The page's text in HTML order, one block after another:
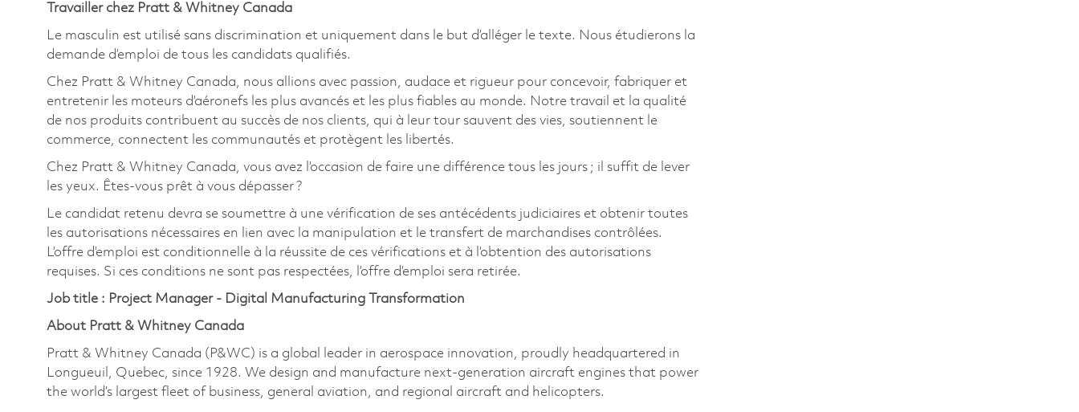
Travailler chez Pratt & Whitney Canada
Le masculin est utilisé sans discrimination et uniquement dans le but d’alléger le texte. Nous étudierons la
demande d’emploi de tous les candidats qualifiés.
Chez Pratt & Whitney Canada, nous allions avec passion, audace et rigueur pour concevoir, fabriquer et
entretenir les moteurs d’aéronefs les plus avancés et les plus fiables au monde. Notre travail et la qualité
de nos produits contribuent au succès de nos clients, qui à leur tour sauvent des vies, soutiennent le
commerce, connectent les communautés et protègent les libertés.
Chez Pratt & Whitney Canada, vous avez l’occasion de faire une différence tous les jours ; il suffit de lever
les yeux. Êtes-vous prêt à vous dépasser ?
Le candidat retenu devra se soumettre à une vérification de ses antécédents judiciaires et obtenir toutes
les autorisations nécessaires en lien avec la manipulation et le transfert de marchandises contrôlées.
L’offre d’emploi est conditionnelle à la réussite de ces vérifications et à l’obtention des autorisations
requises. Si ces conditions ne sont pas respectées, l’offre d’emploi sera retirée.
Job title : Project Manager - Digital Manufacturing Transformation
About Pratt & Whitney Canada
Pratt & Whitney Canada (P&WC) is a global leader in aerospace innovation, proudly headquartered in
Longueuil, Quebec, since 1928. We design and manufacture next-generation aircraft engines that power
the world’s largest fleet of business, general aviation, and regional aircraft and helicopters.